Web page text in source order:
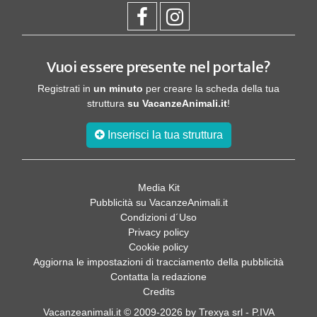
Vuoi essere presente nel portale?
Registrati in un minuto per creare la scheda della tua
struttura su VacanzeAnimali.it!
Inserisci la tua struttura
Media Kit
Pubblicità su VacanzeAnimali.it
Condizioni d´Uso
Privacy policy
Cookie policy
Aggiorna le impostazioni di tracciamento della pubblicità
Contatta la redazione
Credits
Vacanzeanimali.it © 2009-2026 by Trexya srl - P.IVA